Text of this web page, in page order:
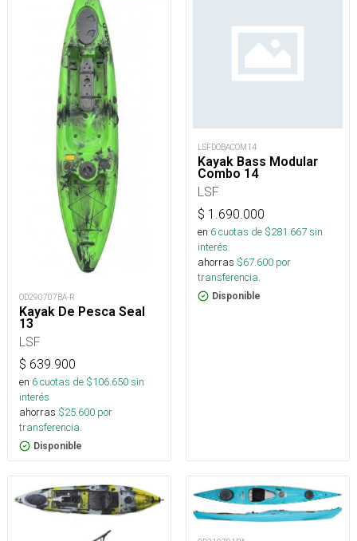
OD290707BA-R
Kayak De Pesca Seal
13
LSF
$ 639.900
en 6cuotas de $106.650sin
interés
ahorras $25.600 por
transferencia.
Disponible
LSFDOBACOM14
Kayak Bass Modular
Combo 14
LSF
$ 1.690.000
en 6cuotas de $281.667sin
interés
ahorras $67.600 por
transferencia.
Disponible